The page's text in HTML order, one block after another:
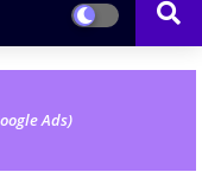
Ads)